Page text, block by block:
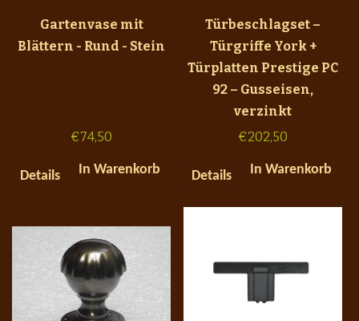
Gartenvase mit
Blättern - Rund - Stein
€74,50
Details In Warenkorb
Türbeschlagset –
Türgriffe York +
Türplatten Prestige PC
92 – Gusseisen,
verzinkt
€202,50
Details In Warenkorb